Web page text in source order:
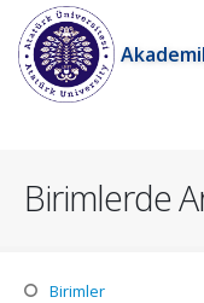
Birimlerde
Birimler